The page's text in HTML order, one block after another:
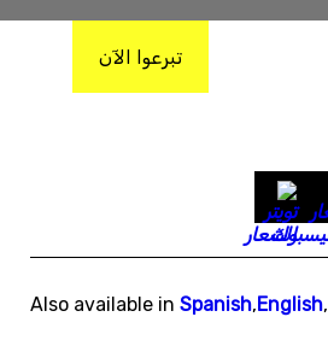
تبرعوا الآن
Also available in Spanish,English,